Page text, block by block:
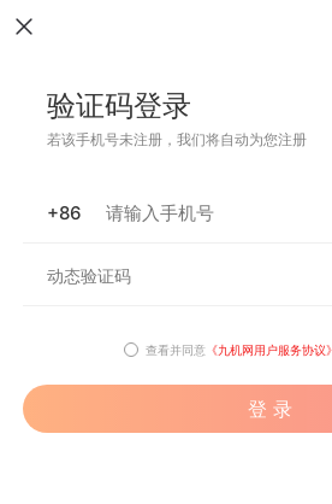
验证码登录
若该手机号未注册，我们将自动为您注册
+86
查看并同意 《九机网用户服务协议》
登 录